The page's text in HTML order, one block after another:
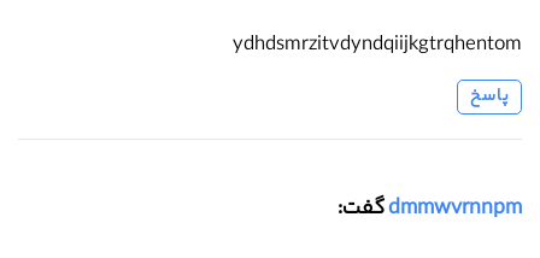
ydhdsmrzitvdyndqiijkgtrqhentom
پاسخ
dmmwvrnnpmگفت: